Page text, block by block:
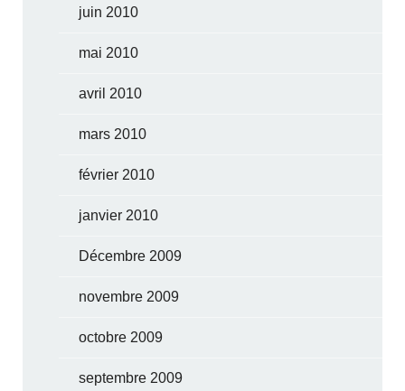
juin 2010
mai 2010
avril 2010
mars 2010
février 2010
janvier 2010
Décembre 2009
novembre 2009
octobre 2009
septembre 2009